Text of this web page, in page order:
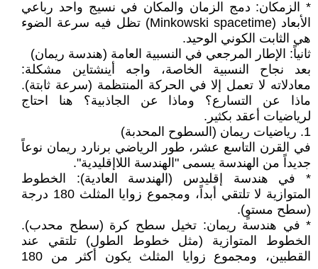
* الزمكان: دمج الزمان والمكان في نسيج واحد رباعي
الأبعاد (Minkowski spacetime) تظل فيه سرعة الضوء
هي الثابت الكوني الوحيد.
ثانياً: الإطار المرجعي في النسبية العامة (هندسة ريمان)
بعد نجاح النسبية الخاصة، واجه أينشتاين مشكلة:
معادلاته لا تعمل إلا في الحركة المنتظمة (سرعة ثابتة).
ماذا عن التسارع؟ وماذا عن الجاذبية؟ هنا احتاج
لرياضيات أعقد بكثير.
1. رياضيات ريمان (السطوح المحدبة)
في القرن التاسع عشر، طور الرياضي برنارد ريمان نوعاً
جديداً من الهندسة يسمى "الهندسة اللاإقليدية".
* في هندسة إقليدس (الهندسة العادية): الخطوط
المتوازية لا تلتقي أبداً، ومجموع زوايا المثلث 180 درجة
(سطح مستوٍ).
* في هندسة ريمان: تخيل سطح كرة (سطح محدب).
الخطوط المتوازية (مثل خطوط الطول) تلتقي عند
القطبين، ومجموع زوايا المثلث يكون أكثر من 180